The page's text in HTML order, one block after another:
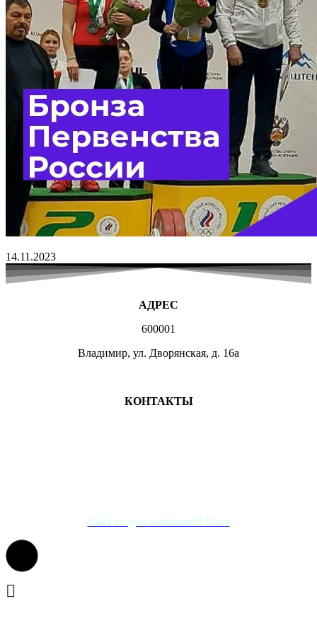
14.11.2023
АДРЕС
600001
Владимир, ул. Дворянская, д. 16а
КОНТАКТЫ
Сайт создан компанией Reset